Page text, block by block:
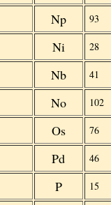
Np 93
Ni 28
Nb 41
No 102
Os 76
Pd 46
P 15